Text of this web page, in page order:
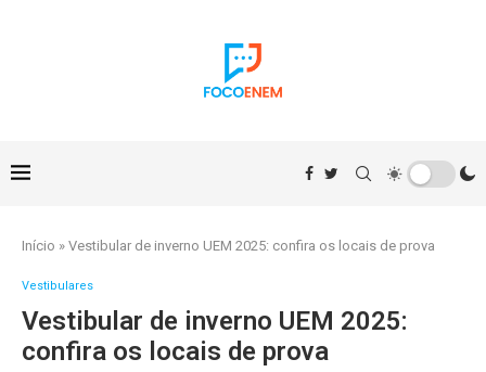
Início » Vestibular de inverno UEM 2025: confira os locais de prova
Vestibulares
Vestibular de inverno UEM 2025:
confira os locais de prova